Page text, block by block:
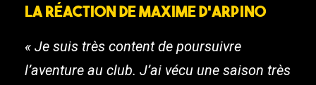
La réaction de Maxime D’Arpino
« Je suis très content de poursuivre
l’aventure au club. J’ai vécu une saison très